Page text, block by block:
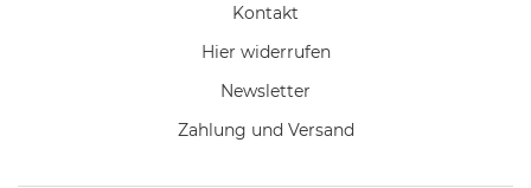
Kontakt
Hier widerrufen
Newsletter
Zahlung und Versand